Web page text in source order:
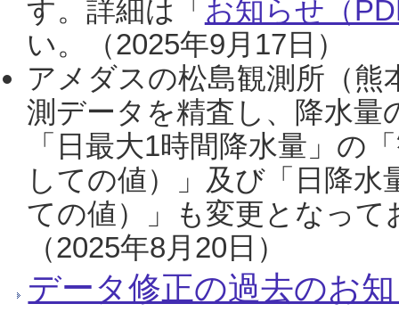
す。詳細は「 お知らせ（
い。（2025年9月17日）
アメダスの松島観測所（熊
測データを精査し、降水
「日最大1時間降水量」の
しての値）」及び「日降
ての値）」も変更となっ
（2025年8月20日）
データ修正の過去のお